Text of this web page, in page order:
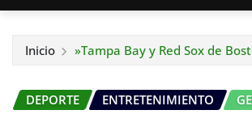
Inicio »Tampa Bay y Red Sox de
DEPORTE ENTRETENIMIENTO